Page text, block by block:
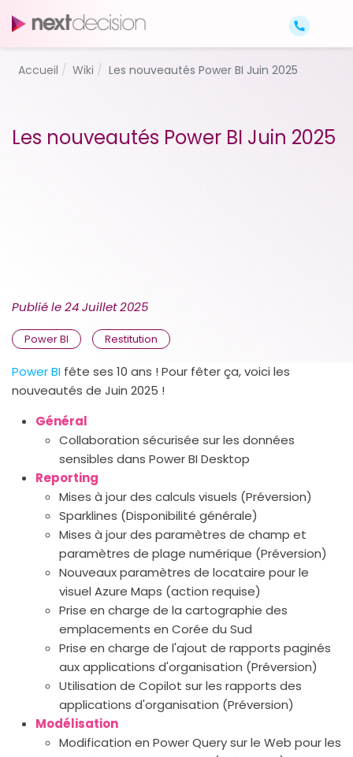
Accueil Wiki Les nouveautés Power BI Juin 2025
Les nouveautés Power BI Juin 2025
Publié le24 Juillet 2025
Power BI Restitution
Power BI fête ses 10 ans ! Pour fêter ça, voici les
nouveautés de Juin 2025 !
Général
Collaboration sécurisée sur les données
sensibles dans Power BI Desktop
Reporting
Mises à jour des calculs visuels (Préversion)
Sparklines (Disponibilité générale)
Mises à jour des paramètres de champ et
paramètres de plage numérique (Préversion)
Nouveaux paramètres de locataire pour le
visuel Azure Maps (action requise)
Prise en charge de la cartographie des
emplacements en Corée du Sud
Prise en charge de l'ajout de rapports paginés
aux applications d'organisation (Préversion)
Utilisation de Copilot sur les rapports des
applications d'organisation (Préversion)
Modélisation
Modification en Power Query sur le Web pour les